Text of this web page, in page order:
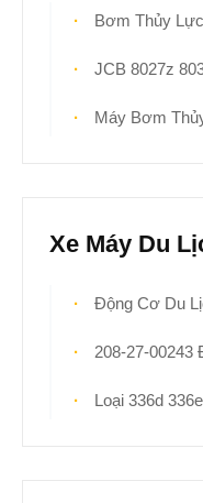
Bơm Thủy Lực Nachi PVD-
JCB 8027z 8032z 8027 8032 Z
Máy Bơm Thủy Lực Chính
Xe Máy Du
Động Cơ Du Lịch Truyền Động Cuối
208-27-00243 Động Cơ Cuối Cùng Cho
Loại 336d 336e 336f 336D2 340d